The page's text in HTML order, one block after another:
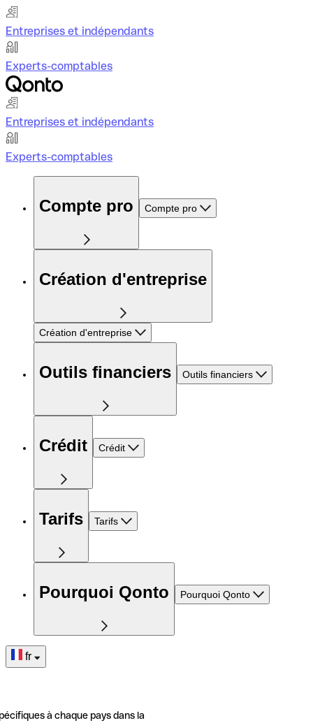
Entreprises et indépendants
Experts-comptables
Entreprises et indépendants
Experts-comptables
Compte pro Compte pro
Création d'entreprise
Création d'entreprise
Outils financiers Outils financiers
Crédit Crédit
Tarifs Tarifs
Pourquoi Qonto Pourquoi Qonto
fr
à chaque pays dans la